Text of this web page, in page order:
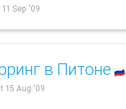
11 Sep '09
в Питоне 🇷🇺
15 Aug '09